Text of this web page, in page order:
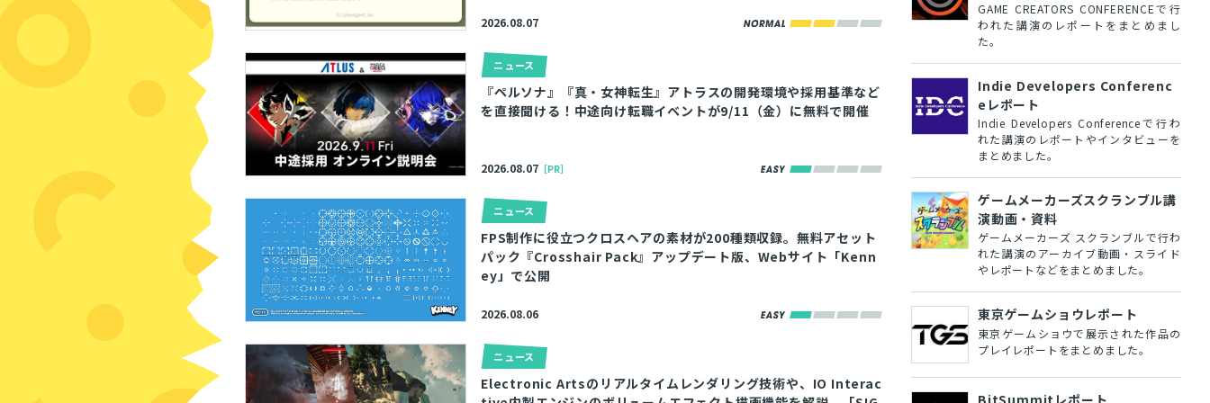
2026.08.07
ニュース
『ペルソナ』『真・女神転生』アトラスの開発環境や採用基準など
を直接聞ける！中途向け転職イベントが9/11（金）に無料で開催
2026.08.07 ［PR］
ニュース
FPS制作に役立つクロスヘアの素材が200種類収録。無料アセット
パック『Crosshair Pack』アップデート版、Webサイト「Kenn
ey」で公開
2026.08.06
ニュース
Electronic Artsのリアルタイムレンダリング技術や、IO Interac
GAME CREATORS CONFERENCEで行
われた講演のレポートをまとめまし
た。
Indie Developers Conferenc
eレポート
Indie Developers Conferenceで行わ
れた講演のレポートやインタビューを
まとめました。
ゲームメーカーズスクランブル講
演動画・資料
ゲームメーカーズ スクランブルで行わ
れた講演のアーカイブ動画・スライド
やレポートなどをまとめました。
東京ゲームショウレポート
東京ゲームショウで展示された作品の
プレイレポートをまとめました。
BitSummitレポート